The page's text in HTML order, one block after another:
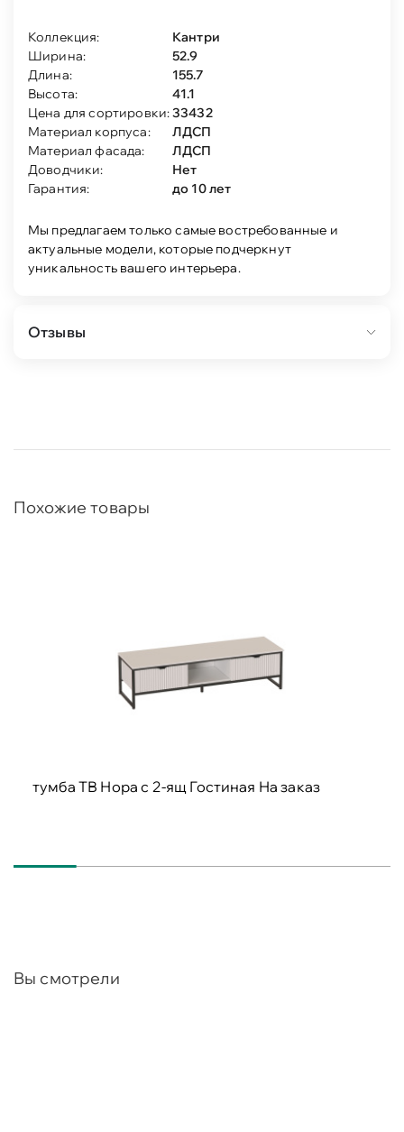
Коллекция:
Кантри
Ширина:
52.9
Длина:
155.7
Высота:
41.1
Цена для сортировки:33432
Материал корпуса:
ЛДСП
Материал фасада:
ЛДСП
Доводчики:
Нет
Гарантия:
до 10 лет
Мы предлагаем только самые востребованные и
актуальные модели, которые подчеркнут
уникальность вашего интерьера.
Отзывы
Похожие товары
тумба ТВ Нора с 2-ящ Гостиная На заказ
Вы смотрели